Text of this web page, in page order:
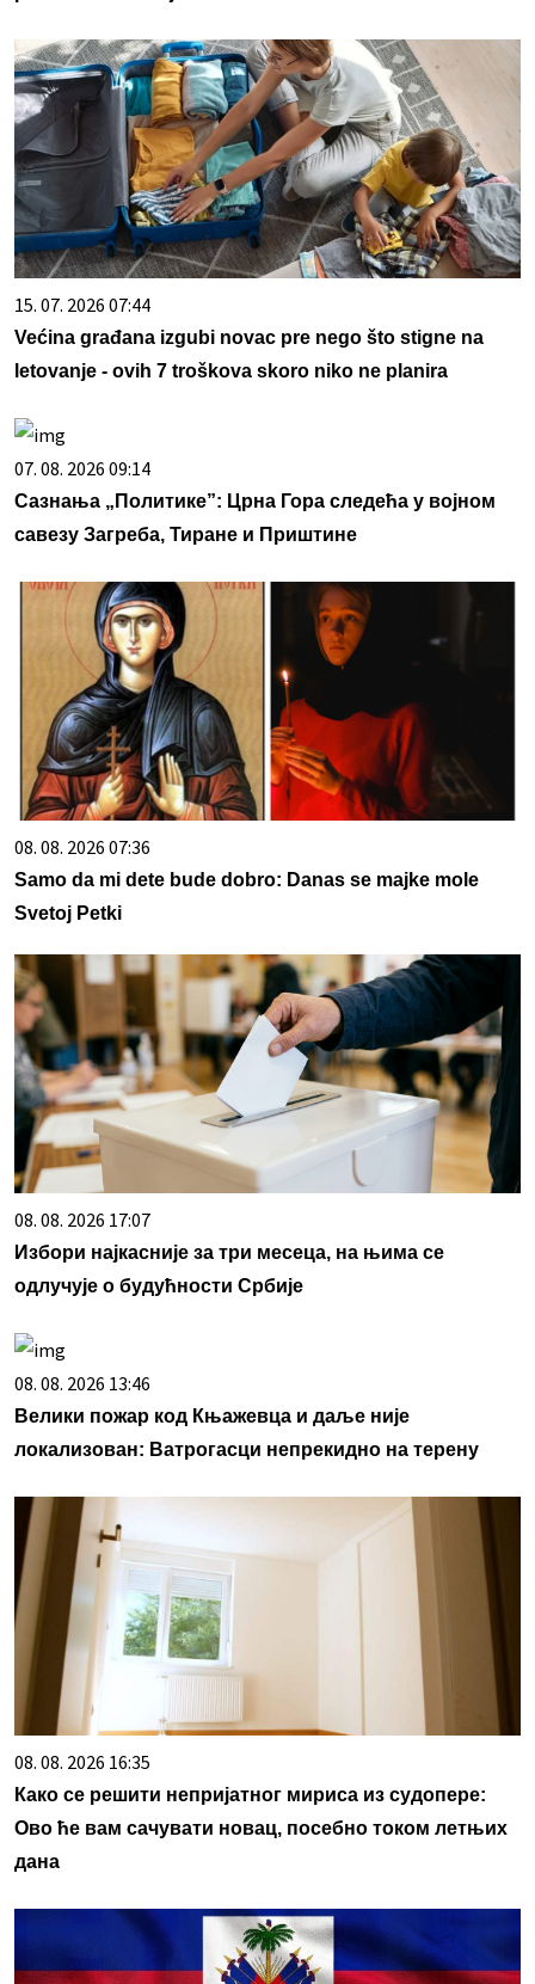
15. 07. 2026 07:44
Većina građana izgubi novac pre nego što stigne na
letovanje - ovih 7 troškova skoro niko ne planira
07. 08. 2026 09:14
Сазнања „Политике”: Црна Гора следећа у војном
савезу Загреба, Тиране и Приштине
08. 08. 2026 07:36
Samo da mi dete bude dobro: Danas se majke mole
Svetoj Petki
08. 08. 2026 17:07
Избори најкасније за три месеца, на њима се
одлучује о будућности Србије
08. 08. 2026 13:46
Велики пожар код Књажевца и даље није
локализован: Ватрогасци непрекидно на терену
08. 08. 2026 16:35
Како се решити непријатног мириса из судопере:
Ово ће вам сачувати новац, посебно током летњих
дана